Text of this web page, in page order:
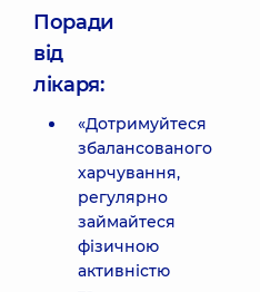
Поради
від
лікаря:
«Дотримуйтеся
збалансованого
харчування,
регулярно
займайтеся
фізичною
активністю